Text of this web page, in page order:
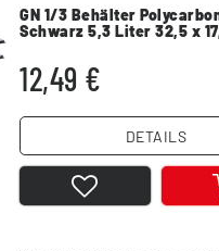
GN 1/3 Behälter
Schwarz 5,3 Liter 32,5 x
12,49 €
DETAILS